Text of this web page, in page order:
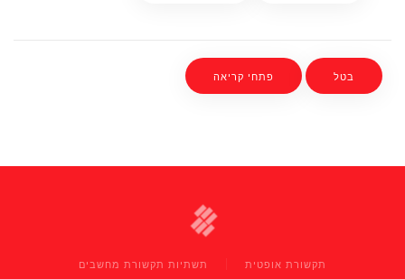
תקשורת אופטית תשתיות תקשורת מחשבים